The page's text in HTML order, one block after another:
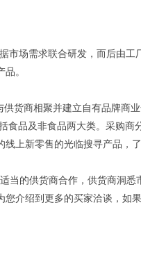
市场需求联合研发，而后由工
。
货商相聚并建立自有品牌商
食品及非食品两大类。采购商
上新零售的光临搜寻产品，
当的供货商合作，供货商洞悉
介绍到更多的买家洽谈，如